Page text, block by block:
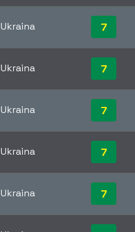
Ukraina 7
Ukraina 7
Ukraina 7
Ukraina 7
Ukraina 7